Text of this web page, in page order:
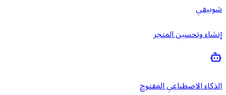
شوبيفي
إنشاء وتحسين المتجر
الذكاء الاصطناعي المفتوح